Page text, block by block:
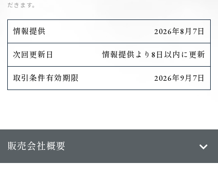
だきます。
情報提供 2026年8月7日
次回更新日 情報提供より8日以内に更新
取引条件有効期限 2026年9月7日
販売会社概要